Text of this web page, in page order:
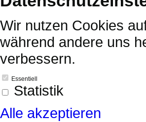
Wir nutzen Cookies
während andere uns
verbessern.
Essentiell
Statistik
Alle akzeptieren